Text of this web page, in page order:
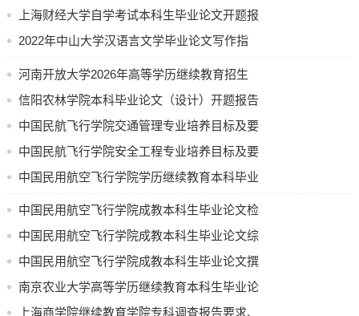
考生填写个人信息，导师填写论文评语及成绩。
4 . 论文答辩记录表
考生填写个人信息，根据答辩当天的问题及回答内容
做好记录提交导师。答辩小组老师审阅签字并给出答
．论文要求
详见《自学考试本科毕业论文定稿格式规范索引》。
三、其他要求
1 ．选题
选题需与本专业相关，应有一定的学术和现实意义，
应先拟订论文题目的方向，选题由师生双方讨论决
定，题目一经决定，不得随意更改。
考
上海财经大学自学考试本科生毕业论文开题报
告表
2022年中山大学汉语言文学毕业论文写作指
南
河南开放大学2026年高等学历继续教育招生
计划公示
信阳农林学院本科毕业论文（设计）开题报告
中国民航飞行学院交通管理专业培养目标及要
求（节选）
中国民航飞行学院安全工程专业培养目标及要
求
中国民用航空飞行学院学历继续教育本科毕业
论文（设计）使用 AI 工具的规定（试行）
中国民用航空飞行学院成教本科生毕业论文检
测要求
中国民用航空飞行学院成教本科生毕业论文综
合成绩评定办法
中国民用航空飞行学院成教本科生毕业论文撰
写和答辩流程
南京农业大学高等学历继续教育本科生毕业论
文(设计) 中期检查表
上海商学院继续教育学院专科调查报告要求、